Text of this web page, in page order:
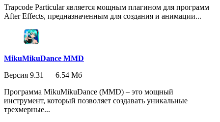
Trapcode Particular является мощным плагином для программ
After Effects, предназначенным для создания и анимации...
MikuMikuDance MMD
Версия 9.31 — 6.54 Мб
Программа MikuMikuDance (MMD) – это мощный
инструмент, который позволяет создавать уникальные
трехмерные...